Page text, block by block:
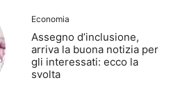
Economia
Assegno d’inclusione,
arriva la buona notizia per
gli interessati: ecco la
svolta